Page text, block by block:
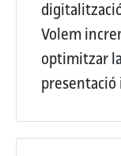
Volem
optimitzar
presentació